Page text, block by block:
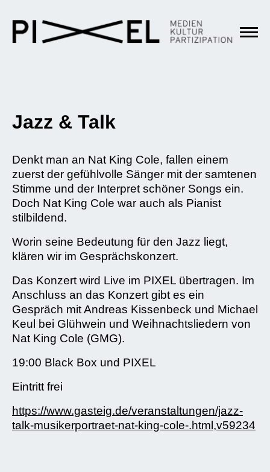
Jazz & Talk
Denkt man an Nat King Cole, fallen einem
zuerst der gefühlvolle Sänger mit der samtenen
Stimme und der Interpret schöner Songs ein.
Doch Nat King Cole war auch als Pianist
stilbildend.
Worin seine Bedeutung für den Jazz liegt,
klären wir im Gesprächskonzert.
Das Konzert wird Live im PIXEL übertragen. Im
Anschluss an das Konzert gibt es ein
Gespräch mit Andreas Kissenbeck und Michael
Keul bei Glühwein und Weihnachtsliedern von
Nat King Cole (GMG).
19:00 Black Box und PIXEL
Eintritt frei
https://www.gasteig.de/veranstaltungen/jazz-
talk-musikerportraet-nat-king-cole-.html,v59234